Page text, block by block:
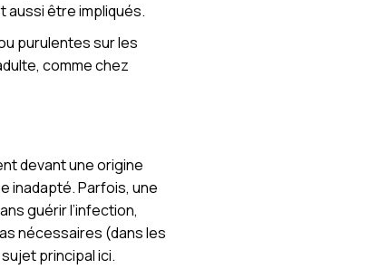
être impliqués.
purulentes sur les
comme chez
devant une origine
inadapté. Parfois, une
guérir l’infection,
nécessaires (dans les
principal ici.